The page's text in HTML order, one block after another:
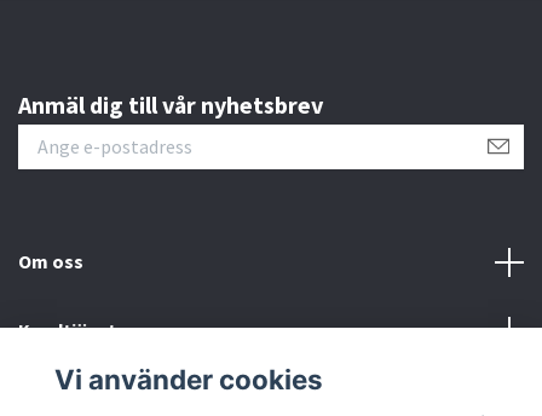
Anmäl dig till vår nyhetsbrev
Om oss
Kundtjänst
Vi använder cookies